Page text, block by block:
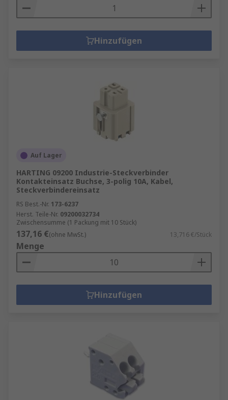
Hinzufügen
Auf Lager
HARTING 09200 Industrie-Steckverbinder
Kontakteinsatz Buchse, 3-polig 10A, Kabel,
Steckverbindereinsatz
RS Best.-Nr. 173-6237
Herst. Teile-Nr. 09200032734
Zwischensumme (1 Packung mit 10 Stück)
137,16 €(ohne MwSt.) 13,716 €/Stück
Menge
Hinzufügen